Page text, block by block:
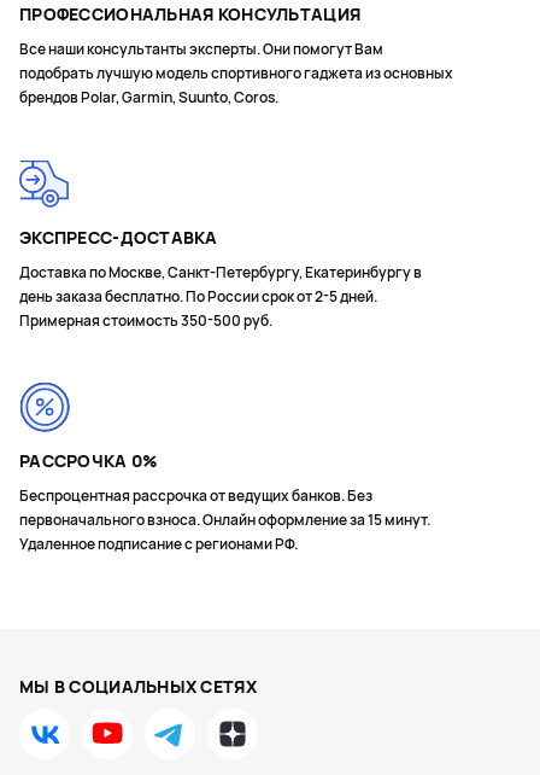
ПРОФЕССИОНАЛЬНАЯ КОНСУЛЬТАЦИЯ
Все наши консультанты эксперты. Они помогут Вам
подобрать лучшую модель спортивного гаджета из основных
брендов Polar, Garmin, Suunto, Coros.
ЭКСПРЕСС-ДОСТАВКА
Доставка по Москве, Санкт-Петербургу, Екатеринбургу в
день заказа бесплатно. По России срок от 2-5 дней.
Примерная стоимость 350-500 руб.
РАССРОЧКА 0%
Беспроцентная рассрочка от ведущих банков. Без
первоначального взноса. Онлайн оформление за 15 минут.
Удаленное подписание с регионами РФ.
МЫ В СОЦИАЛЬНЫХ СЕТЯХ